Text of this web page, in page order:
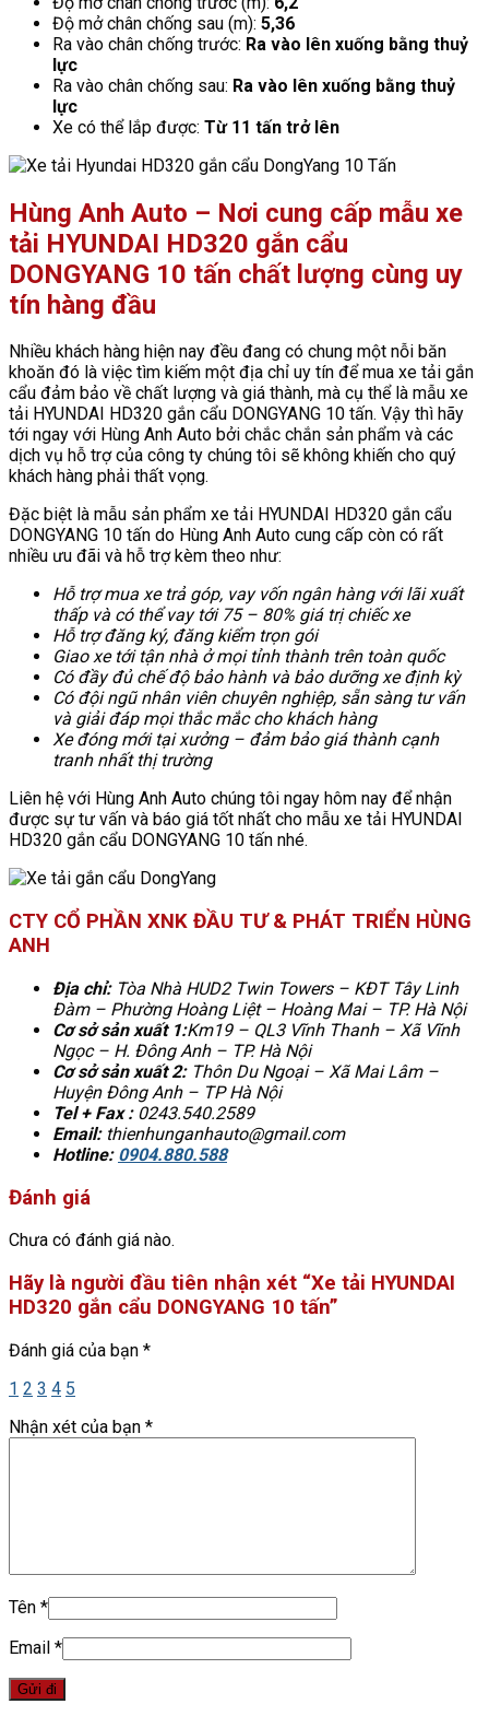
Độ mở chân chống sau (m): 5,36
Ra vào chân chống trước: Ra vào lên xuống bằng thuỷ
lực
Ra vào chân chống sau: Ra vào lên xuống bằng thuỷ
lực
Xe có thể lắp được: Từ 11 tấn trở lên
Hùng Anh Auto – Nơi cung cấp mẫu xe
tải HYUNDAI HD320 gắn cẩu
DONGYANG 10 tấn chất lượng cùng uy
tín hàng đầu
Nhiều khách hàng hiện nay đều đang có chung một nỗi băn
khoăn đó là việc tìm kiếm một địa chỉ uy tín để mua xe tải gắn
cẩu đảm bảo về chất lượng và giá thành, mà cụ thể là mẫu xe
tải HYUNDAI HD320 gắn cẩu DONGYANG 10 tấn. Vậy thì hãy
tới ngay với Hùng Anh Auto bởi chắc chắn sản phẩm và các
dịch vụ hỗ trợ của công ty chúng tôi sẽ không khiến cho quý
khách hàng phải thất vọng.
Đặc biệt là mẫu sản phẩm xe tải HYUNDAI HD320 gắn cẩu
DONGYANG 10 tấn do Hùng Anh Auto cung cấp còn có rất
nhiều ưu đãi và hỗ trợ kèm theo như:
Hỗ trợ mua xe trả góp, vay vốn ngân hàng với lãi xuất
thấp và có thể vay tới 75 – 80% giá trị chiếc xe
Hỗ trợ đăng ký, đăng kiểm trọn gói
Giao xe tới tận nhà ở mọi tỉnh thành trên toàn quốc
Có đầy đủ chế độ bảo hành và bảo dưỡng xe định kỳ
Có đội ngũ nhân viên chuyên nghiệp, sẵn sàng tư vấn
và giải đáp mọi thắc mắc cho khách hàng
Xe đóng mới tại xưởng – đảm bảo giá thành cạnh
tranh nhất thị trường
Liên hệ với Hùng Anh Auto chúng tôi ngay hôm nay để nhận
được sự tư vấn và báo giá tốt nhất cho mẫu xe tải HYUNDAI
HD320 gắn cẩu DONGYANG 10 tấn nhé.
CTY CỔ PHẦN XNK ĐẦU TƯ & PHÁT TRIỂN HÙNG
ANH
Địa chỉ:Tòa Nhà HUD2 Twin Towers – KĐT Tây Linh
Đàm – Phường Hoàng Liệt – Hoàng Mai – TP. Hà Nội
Cơ sở sản xuất 1:Km19 – QL3 Vĩnh Thanh – Xã Vĩnh
Ngọc – H. Đông Anh – TP. Hà Nội
Cơ sở sản xuất 2:Thôn Du Ngoại – Xã Mai Lâm –
Huyện Đông Anh – TP Hà Nội
Tel + Fax :0243.540.2589
Email:thienhunganhauto@gmail.com
Hotline: 0904.880.588
Đánh giá
Chưa có đánh giá nào.
Hãy là người đầu tiên nhận xét “Xe tải HYUNDAI
HD320 gắn cẩu DONGYANG 10 tấn”
Đánh giá của bạn *
1 2 3 4 5
Nhận xét của bạn *
Tên *
Email *